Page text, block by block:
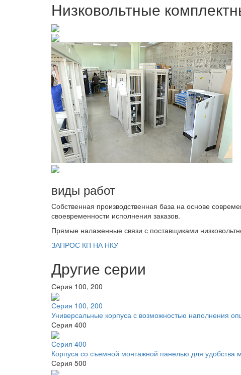
Низковольтные
виды работ
Собственная производственная база на основе
своевременности исполнения заказов.
Прямые налаженные связи с поставщиками
ЗАПРОС КП НА НКУ
Другие серии
Серия 100, 200
Серия 100, 200
Универсальные корпуса с возможностью наполнения
Серия 400
Серия 400
Корпуса со съемной монтажной панелью для удобства
Серия 500